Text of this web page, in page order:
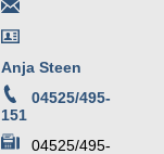
Anja Steen
04525/495-
151
04525/495-